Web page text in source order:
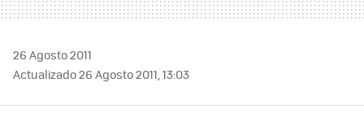
26 Agosto 2011
Actualizado 26 Agosto 2011, 13:03